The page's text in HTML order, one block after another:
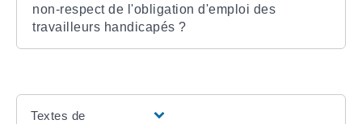
non-respect de l'obligation d'emploi des
travailleurs handicapés ?
Textes de